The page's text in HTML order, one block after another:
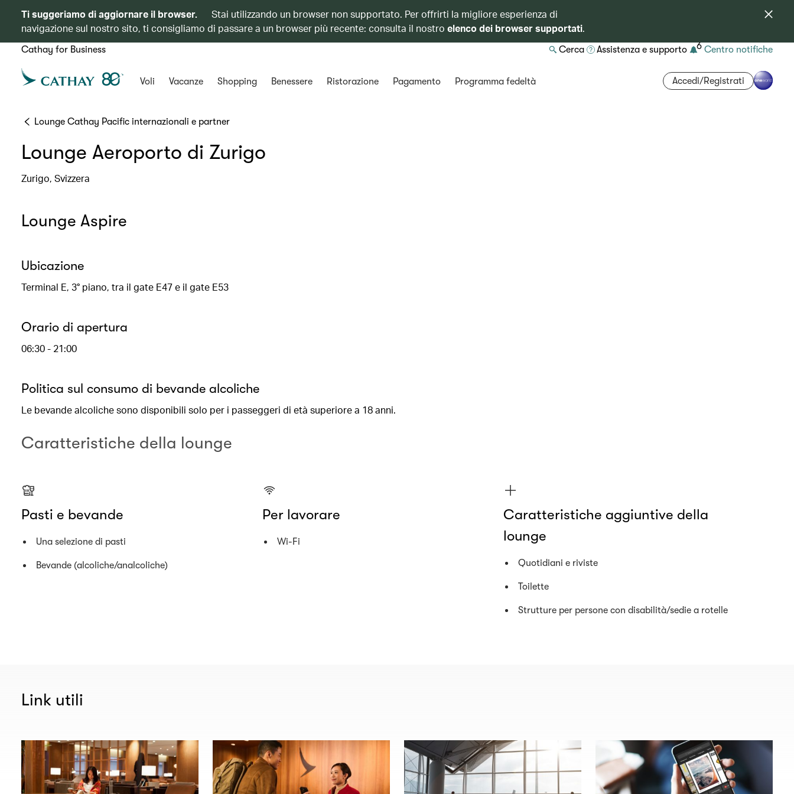
Ti suggeriamo di aggiornare il browser.
Stai utilizzando un browser non supportato. Per offrirti la migliore esperienza di
navigazione sul nostro sito, ti consigliamo di passare a un browser più recente: consulta il nostro elenco dei browser supportati.
Cathay for Business Cerca Assistenza e supporto 6 Centro notifiche
Voli Vacanze Shopping Benessere Ristorazione Pagamento Programma fedeltà Accedi/Registrati
Lounge Cathay Pacific internazionali e partner
Lounge Aeroporto di Zurigo
Zurigo, Svizzera
Lounge Aspire
Ubicazione
Terminal E, 3° piano, tra il gate E47 e il gate E53
Orario di apertura
06:30 - 21:00
Politica sul consumo di bevande alcoliche
Le bevande alcoliche sono disponibili solo per i passeggeri di età superiore a 18 anni.
Caratteristiche della lounge
Pasti e bevande
Una selezione di pasti
Bevande (alcoliche/analcoliche)
Per lavorare
Wi-Fi
Caratteristiche aggiuntive della
lounge
Quotidiani e riviste
Toilette
Strutture per persone con disabilità/sedie a rotelle
Link utili